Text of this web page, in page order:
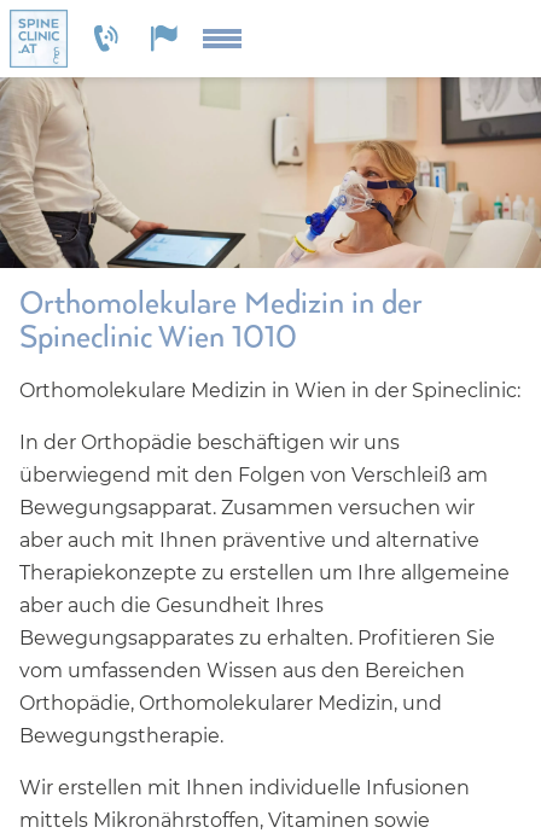
Orthomolekulare Medizin in der
Spineclinic Wien 1010
Orthomolekulare Medizin in Wien in der Spineclinic:
In der Orthopädie beschäftigen wir uns
überwiegend mit den Folgen von Verschleiß am
Bewegungsapparat. Zusammen versuchen wir
aber auch mit Ihnen präventive und alternative
Therapiekonzepte zu erstellen um Ihre allgemeine
aber auch die Gesundheit Ihres
Bewegungsapparates zu erhalten. Profitieren Sie
vom umfassenden Wissen aus den Bereichen
Orthopädie, Orthomolekularer Medizin, und
Bewegungstherapie.
Wir erstellen mit Ihnen individuelle Infusionen
mittels Mikronährstoffen, Vitaminen sowie